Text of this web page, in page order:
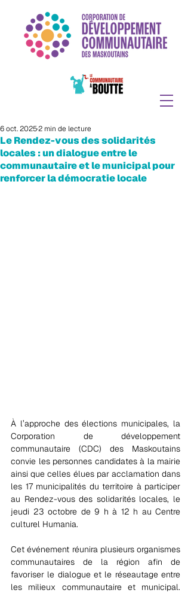
Le Rendez-vous des solidarités
locales : un dialogue entre le
communautaire et le municipal pour
renforcer la démocratie locale
6 oct. 20252 min de lecture
À l’approche des élections municipales, la
Corporation de développement
communautaire (CDC) des Maskoutains
convie les personnes candidates à la mairie
ainsi que celles élues par acclamation dans
les 17 municipalités du territoire à participer
au Rendez-vous des solidarités locales, le
jeudi 23 octobre de 9 h à 12 h au Centre
culturel Humania.
Cet événement réunira plusieurs organismes
communautaires de la région afin de
favoriser le dialogue et le réseautage entre
les milieux communautaire et municipal.